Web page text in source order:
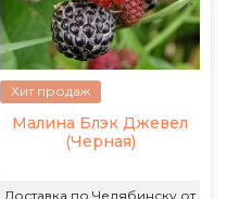
Хит продаж
Малина Блэк Джевел
(Черная)
Доставка по Челябинску от